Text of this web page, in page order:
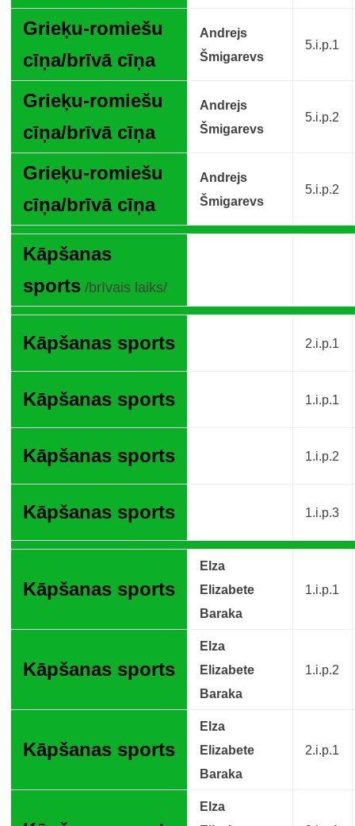
Grieķu-romiešu
cīņa/brīvā cīņa
Andrejs
Šmigarevs
5.i.p.1
Grieķu-romiešu
cīņa/brīvā cīņa
Andrejs
Šmigarevs
5.i.p.2
Grieķu-romiešu
cīņa/brīvā cīņa
Andrejs
Šmigarevs
5.i.p.2
Kāpšanas
sports /brīvais laiks/
Kāpšanas sports 2.i.p.1
Kāpšanas sports 1.i.p.1
Kāpšanas sports 1.i.p.2
Kāpšanas sports 1.i.p.3
Kāpšanas sports
Elza
Elizabete
Baraka
1.i.p.1
Kāpšanas sports
Elza
Elizabete
Baraka
1.i.p.2
Kāpšanas sports
Elza
Elizabete
Baraka
2.i.p.1
Elza